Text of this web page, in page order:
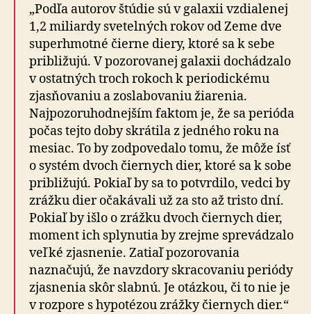
„Podľa autorov štúdie sú v galaxii vzdialenej
1,2 miliardy svetelných rokov od Zeme dve
superhmotné čierne diery, ktoré sa k sebe
približujú. V pozorovanej galaxii dochádzalo
v ostatných troch rokoch k periodickému
zjasňovaniu a zoslabovaniu žiarenia.
Najpozoruhodnejším faktom je, že sa perióda
počas tejto doby skrátila z jedného roku na
mesiac. To by zodpovedalo tomu, že môže ísť
o systém dvoch čiernych dier, ktoré sa k sobe
približujú. Pokiaľ by sa to potvrdilo, vedci by
zrážku dier očakávali už za sto až tristo dní.
Pokiaľ by išlo o zrážku dvoch čiernych dier,
moment ich splynutia by zrejme sprevádzalo
veľké zjasnenie. Zatiaľ pozorovania
naznačujú, že navzdory skracovaniu periódy
zjasnenia skôr slabnú. Je otázkou, či to nie je
v rozpore s hypotézou zrážky čiernych dier.“